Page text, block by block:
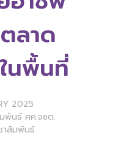
ลาด
นพื้นที่
2025
พันธ์ ศค.จชต.
าสัมพันธ์